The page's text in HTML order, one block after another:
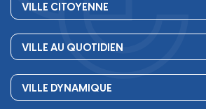
VILLE CITOYENNE
Conseil Municipal
Les services de la Mairie
Finances
VILLE AU QUOTIDIEN
Petite enfance
VILLE DYNAMIQUE